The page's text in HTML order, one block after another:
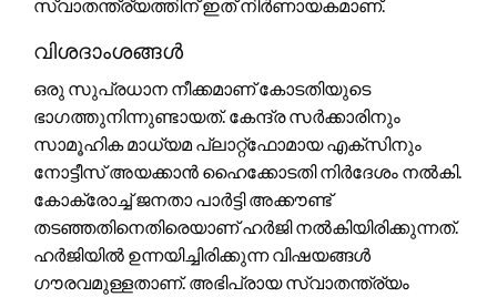
സ്വാതന്ത്ര്യത്തിന് ഇത് നിർണായകമാണ്.
വിശദാംശങ്ങൾ
ഒരു സുപ്രധാന നീക്കമാണ് കോടതിയുടെ
ഭാഗത്തുനിന്നുണ്ടായത്. കേന്ദ്ര സർക്കാരിനും
സാമൂഹിക മാധ്യമ പ്ലാറ്റ്‌ഫോമായ എക്‌സിനും
നോട്ടീസ് അയക്കാൻ ഹൈക്കോടതി നിർദേശം നൽകി.
കോക്രോച്ച് ജനതാ പാർട്ടി അക്കൗണ്ട്
തടഞ്ഞതിനെതിരെയാണ് ഹർജി നൽകിയിരിക്കുന്നത്.
ഹർജിയിൽ ഉന്നയിച്ചിരിക്കുന്ന വിഷയങ്ങൾ
ഗൗരവമുള്ളതാണ്. അഭിപ്രായ സ്വാതന്ത്ര്യം